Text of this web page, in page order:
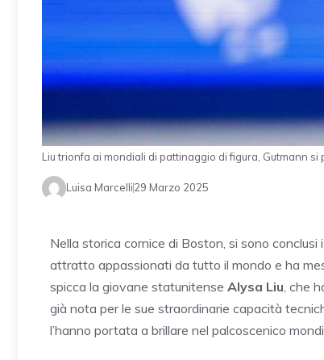
Liu trionfa ai mondiali di pattinaggio di figura, Gutmann
Luisa Marcelli29 Marzo 2025
Nella storica cornice di Boston, si sono conclusi i
attratto appassionati da tutto il mondo e ha
spicca la giovane statunitense Alysa Liu , che
già nota per le sue straordinarie capacità
l’hanno portata a brillare nel palcoscenico